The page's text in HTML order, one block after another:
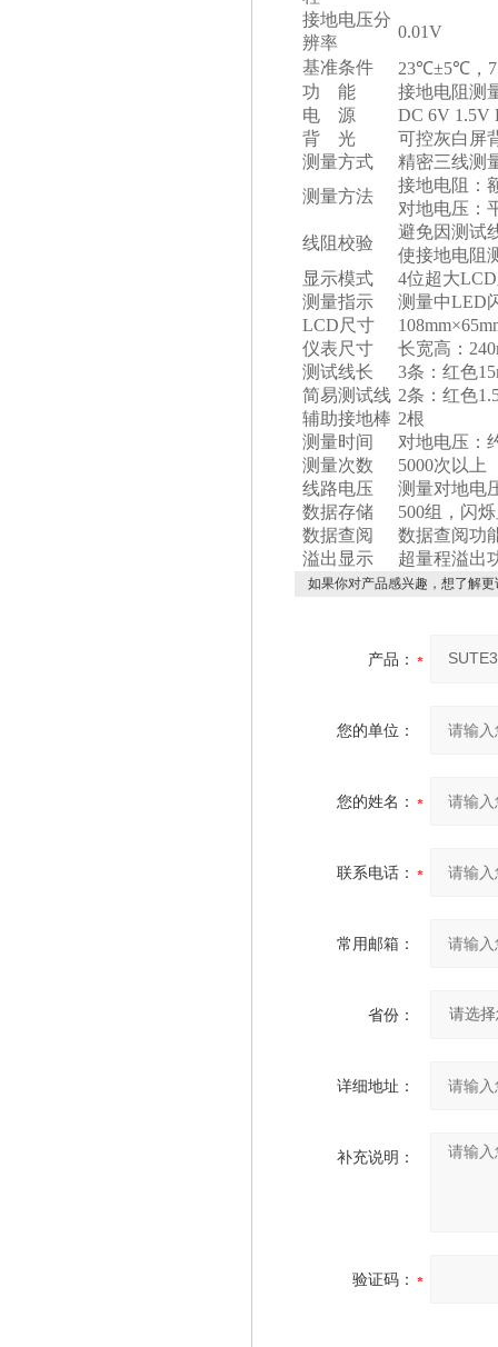
接地电压分
辨率
0.01V
基准条件
23℃±5℃，
功 能
接地电阻测
电 源
DC 6V 1.5V
背 光
可控灰白屏
测量方式
精密三线测
测量方法
接地电阻：
对地电压：
线阻校验
避免因测试
使接地电阻
显示模式
4位超大
测量指示
测量中LED
LCD尺寸
仪表尺寸
长宽高：
测试线长
3条：红色
简易测试线 2条：红色
辅助接地棒 2根
测量时间
对地电压：
测量次数
5000次以上
线路电压
测量对地电
数据存储
500组，闪
数据查阅
数据查阅功
溢出显示
超量程溢出
如果你对产品感兴趣，想了解
产品：
您的单位：
您的姓名：
联系电话：
常用邮箱：
省份：
详细地址：
补充说明：
验证码：